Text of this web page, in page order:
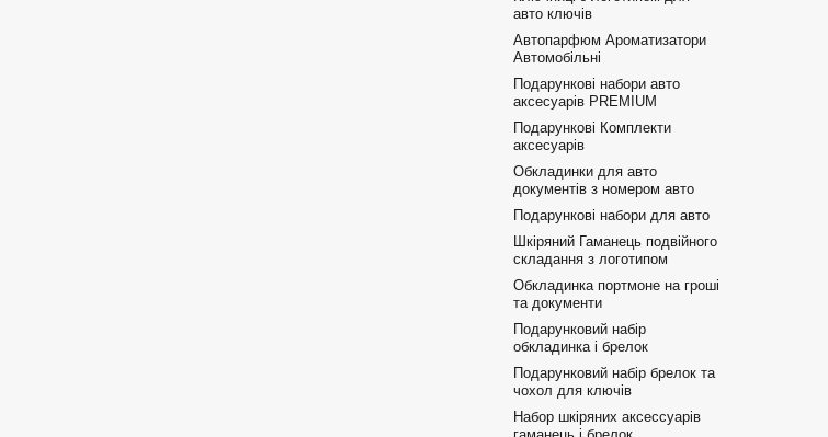
авто ключів
Автопарфюм Ароматизатори
Автомобільні
Подарункові набори авто
аксесуарів PREMIUM
Подарункові Комплекти
аксесуарів
Обкладинки для авто
документів з номером авто
Подарункові набори для авто
Шкіряний Гаманець подвійного
складання з логотипом
Обкладинка портмоне на гроші
та документи
Подарунковий набір
обкладинка і брелок
Подарунковий набір брелок та
чохол для ключів
Набор шкіряних аксессуарів